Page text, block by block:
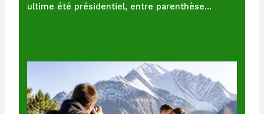
ultime été présidentiel, entre parenthèse…